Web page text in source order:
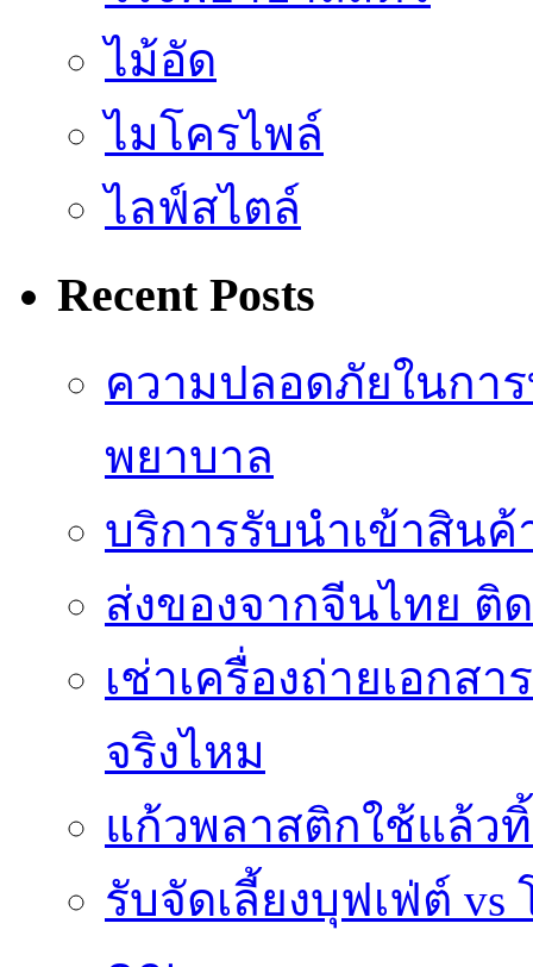
ไม้อัด
ไมโครไพล์
ไลฟ์สไตล์
Recent Posts
ความปลอดภัยในกา
พยาบาล
บริการรับนำเข้าสิน
ส่งของจากจีนไทย ติ
เช่าเครื่องถ่ายเอกส
จริงไหม
แก้วพลาสติกใช้แล้ว
รับจัดเลี้ยงบุฟเฟ่ต์